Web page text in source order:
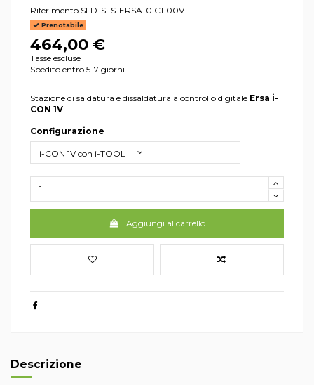
Riferimento SLD-SLS-ERSA-0IC1100V
Prenotabile
464,00 €
Tasse escluse
Spedito entro 5-7 giorni
Stazione di saldatura e dissaldatura a controllo digitale Ersa i-
CON 1V
Configurazione
Aggiungi al carrello
Descrizione